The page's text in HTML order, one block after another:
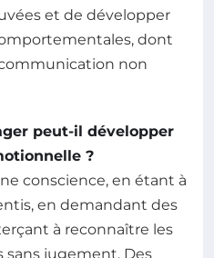
et de développer
dont
non
peut-il développer
?
conscience, en étant à
en demandant des
à reconnaître les
sans jugement. Des